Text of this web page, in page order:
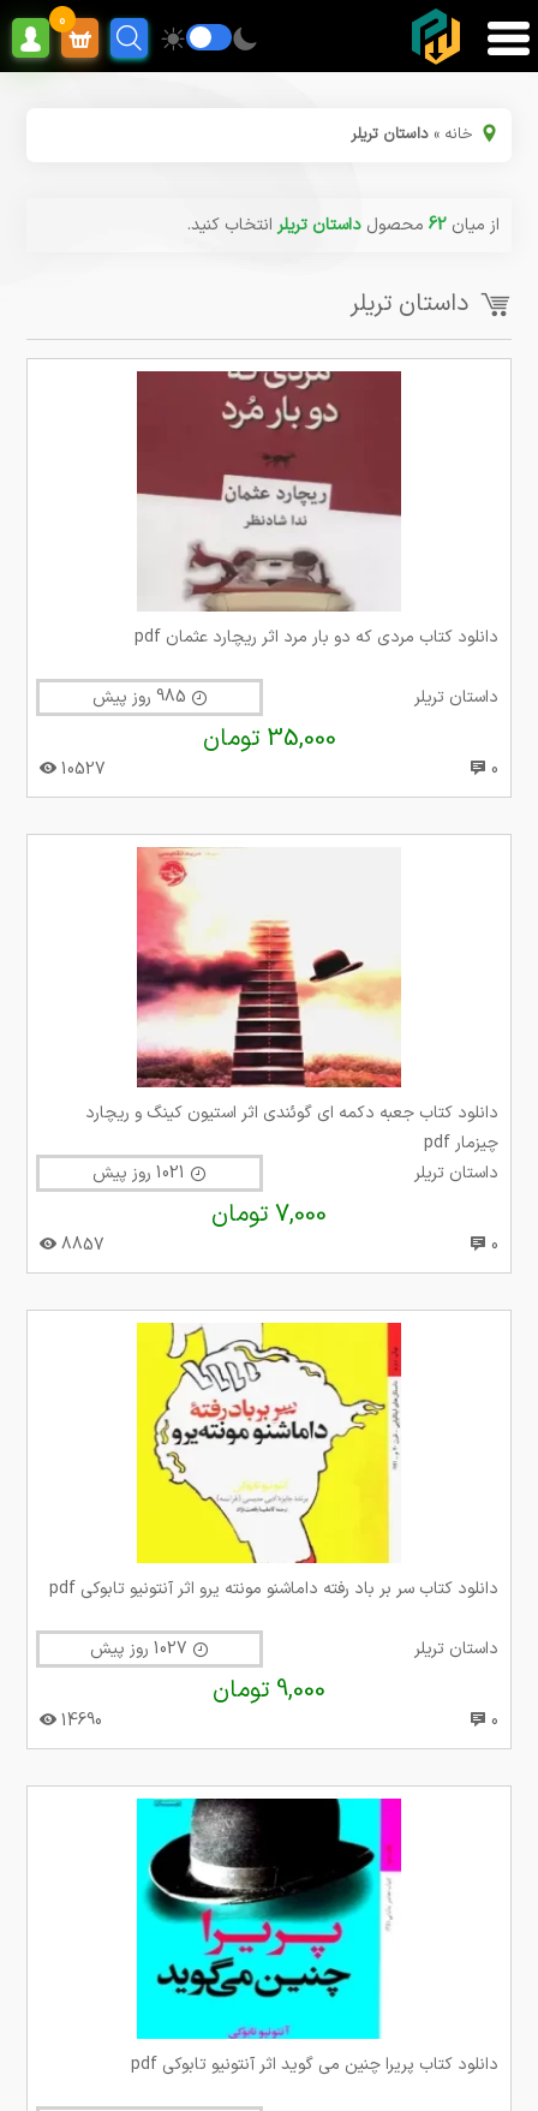
0
خانه »داستان تریلر
از میان62 محصولداستان تریلر انتخاب کنید.
داستان تریلر
دانلود کتاب مردی که دو بار مرد اثر ریچارد عثمان pdf
داستان تریلر
35,000 تومان
0
10527
دانلود کتاب جعبه دکمه ای گوئندی اثر استیون کینگ و ریچارد
چیزمار pdf
داستان تریلر
7,000 تومان
0
8857
دانلود کتاب سر بر باد رفته داماشنو مونته یرو اثر آنتونیو تابوکی pdf
داستان تریلر
9,000 تومان
0
14690
دانلود کتاب پریرا چنین می گوید اثر آنتونیو تابوکی pdf